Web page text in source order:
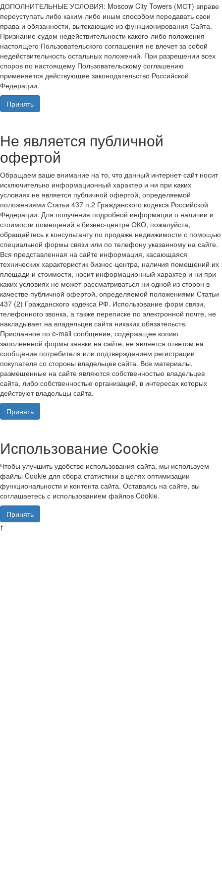
ДОПОЛНИТЕЛЬНЫЕ УСЛОВИЯ: Moscow City Towers (МСТ) вправе
переуступать либо каким-либо иным способом передавать свои
права и обязанности, вытекающие из функционирования Сайта.
Признание судом недействительности какого-либо положения
настоящего Пользовательского соглашения не влечет за собой
недействительность остальных положений. При разрешении всех
споров по настоящему Пользовательскому соглашению
применяется действующее законодательство Российской
Федерации.
Принять
Не является публичной
офертой
Обращаем ваше внимание на то, что данный интернет-сайт носит
исключительно информационный характер и ни при каких
условиях не является публичной офертой, определяемой
положениями Статьи 437 п.2 Гражданского кодекса Российской
Федерации. Для получения подробной информации о наличии и
стоимости помещений в бизнес-центре ОКО, пожалуйста,
обращайтесь к консультанту по продаже недвижимости с помощью
специальной формы связи или по телефону указанному на сайте.
Вся представленная на сайте информация, касающаяся
технических характеристик бизнес-центра, наличия помещений их
площади и стоимости, носит информационный характер и ни при
каких условиях не может рассматриваться ни одной из сторон в
качестве публичной офертой, определяемой положениями Статьи
437 (2) Гражданского кодекса РФ. Использование форм связи,
телефонного звонка, а также переписке по электронной почте, не
накладывает на владельцев сайта никаких обязательств.
Присланное по e-mail сообщение, содержащее копию
заполненной формы заявки на сайте, не является ответом на
сообщение потребителя или подтверждением регистрации
покупателя со стороны владельцев сайта. Все материалы,
размещенные на сайте являются собственностью владельцев
сайта, либо собственностью организаций, в интересах которых
действуют владельцы сайта.
Принять
Использование Cookie
Чтобы улучшить удобство использования сайта, мы используем
файлы Cookie для сбора статистики в целях оптимизации
функциональности и контента сайта. Оставаясь на сайте, вы
соглашаетесь с использованием файлов Cookie.
Принять
🠕